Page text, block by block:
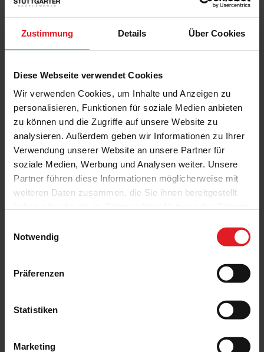
Zustimmung Details Über Cookies
Diese Webseite verwendet Cookies
Wir verwenden Cookies, um Inhalte und Anzeigen zu
personalisieren, Funktionen für soziale Medien anbieten
zu können und die Zugriffe auf unsere Website zu
analysieren. Außerdem geben wir Informationen zu Ihrer
Verwendung unserer Website an unsere Partner für
soziale Medien, Werbung und Analysen weiter. Unsere
Partner führen diese Informationen möglicherweise mit
weiteren Daten zusammen, die Sie ihnen bereitgestellt
Notwendig
Präferenzen
Statistiken
Marketing
Das könnte Sie auch interessieren